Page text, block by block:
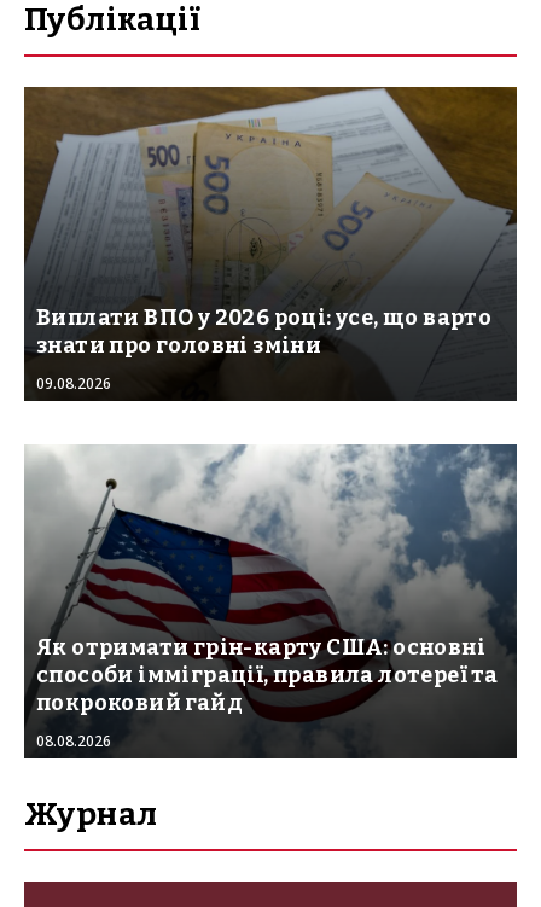
Публікації
Виплати ВПО у 2026 році: усе, що варто
знати про головні зміни
09.08.2026
Як отримати грін-карту США: основні
способи імміграції, правила лотереї та
покроковий гайд
08.08.2026
Журнал